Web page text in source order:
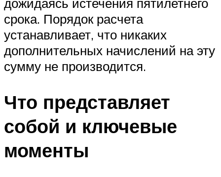
срока. Порядок расчета
устанавливает, что никаких
дополнительных начислений на эту
сумму не производится.
Что представляет
собой и ключевые
моменты